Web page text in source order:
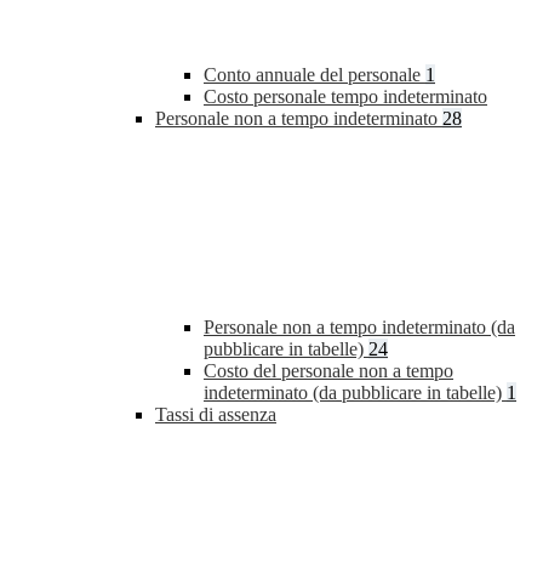
Conto annuale del personale 1
Costo personale tempo indeterminato
Personale non a tempo indeterminato 28
Personale non a tempo indeterminato (da
pubblicare in tabelle) 24
Costo del personale non a tempo
indeterminato (da pubblicare in tabelle) 1
Tassi di assenza